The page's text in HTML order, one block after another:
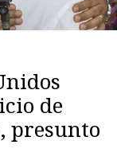
de
presunto